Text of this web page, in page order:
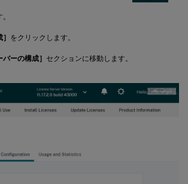
をクリックします。
バーの構成］ セクションに移動します。